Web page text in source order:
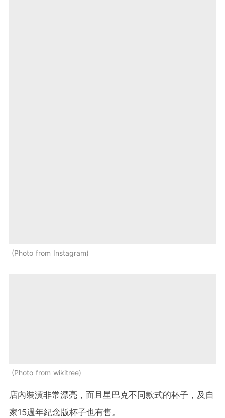
Photo from Instagram
Photo from wikitree
店內裝潢非常漂亮，而且星巴克不同款式的杯子，及自
家15週年紀念版杯子也有售。